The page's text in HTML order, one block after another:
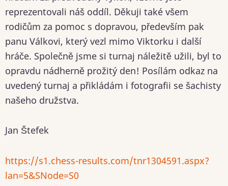
reprezentovali náš oddíl. Děkuji také všem
rodičům za pomoc s dopravou, především pak
panu Válkovi, který vezl mimo Viktorku i další
hráče. Společně jsme si turnaj náležitě užili, byl to
opravdu nádherně prožitý den! Posílám odkaz na
uvedený turnaj a přikládám i fotografii se šachisty
našeho družstva.
Jan Štefek
https://s1.chess-results.com/tnr1304591.aspx?
lan=5&SNode=S0